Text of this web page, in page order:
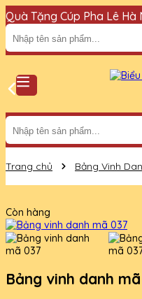
Quà Tặng Cúp Pha Lê Hà
Trang chủ Bảng Vinh
Còn hàng
Bảng vinh danh